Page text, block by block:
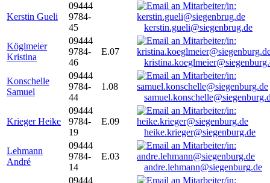
Kerstin Gueli
09444
9784-
45
kerstin.gueli@siegenbrug.de
Köglmeier
Kristina
09444
9784-
46
E.07
Konschelle
Samuel
09444
9784-
44
1.08
Krieger Heike
09444
9784-
19
E.09
heike.krieger@siegenburg.de
Lehmann
André
09444
9784-
14
E.03
andre.lehmann@siegenburg.de
09444